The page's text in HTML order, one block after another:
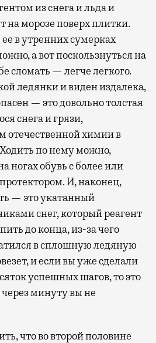
из снега и льда и
на морозе поверх плитки.
в утренних сумерках
а вот поскользнуться на
сломать — легче легкого.
ледянки и виден издалека,
— это довольно толстая
снега и грязи,
отечественной химии в
по нему можно,
ногах обувь с более или
И, наконец,
— это укатанный
снег, который реагент
до конца, из-за чего
в сплошную ледяную
и если вы уже сделали
успешных шагов, то это
через минуту вы не
что во второй половине